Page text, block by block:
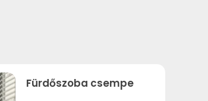
Fürdőszoba csempe